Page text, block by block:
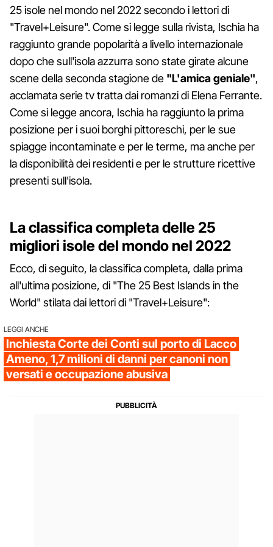
25 isole nel mondo nel 2022 secondo i lettori di
"Travel+Leisure". Come si legge sulla rivista, Ischia ha
raggiunto grande popolarità a livello internazionale
dopo che sull'isola azzurra sono state girate alcune
scene della seconda stagione de "L'amica geniale",
acclamata serie tv tratta dai romanzi di Elena Ferrante.
Come si legge ancora, Ischia ha raggiunto la prima
posizione per i suoi borghi pittoreschi, per le sue
spiagge incontaminate e per le terme, ma anche per
la disponibilità dei residenti e per le strutture ricettive
presenti sull'isola.
La classifica completa delle 25
migliori isole del mondo nel 2022
Ecco, di seguito, la classifica completa, dalla prima
all'ultima posizione, di "The 25 Best Islands in the
World" stilata dai lettori di "Travel+Leisure":
LEGGI ANCHE
Inchiesta Corte dei Conti sul porto di Lacco
Ameno, 1,7 milioni di danni per canoni non
versati e occupazione abusiva